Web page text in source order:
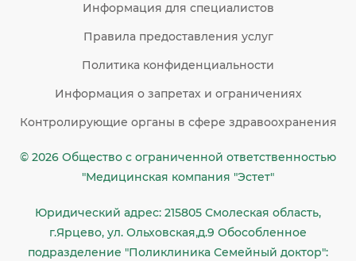
Информация для специалистов
Правила предоставления услуг
Политика конфиденциальности
Информация о запретах и ограничениях
Контролирующие органы в сфере здравоохранения
© 2026 Общество c ограниченной ответственностью
"Медицинская компания "Эстет"
Юридический адрес: 215805 Смолеская область,
г.Ярцево, ул. Ольховская,д.9 Обособленное
подразделение "Поликлиника Семейный доктор":